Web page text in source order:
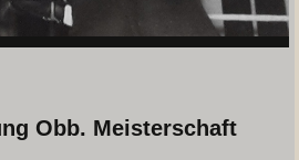
Obb. Meisterschaft